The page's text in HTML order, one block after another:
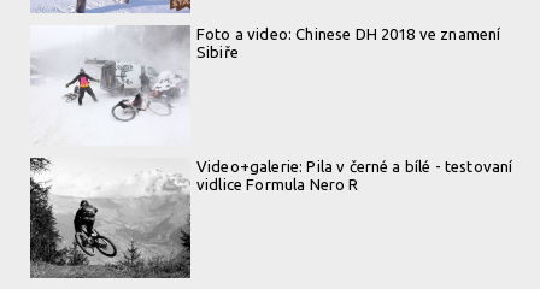
Foto a video: Chinese DH 2018 ve znamení
Sibiře
Video+galerie: Pila v černé a bílé - testovaní
vidlice Formula Nero R